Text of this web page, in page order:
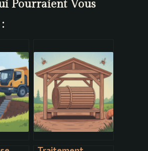
Pourraient Vous